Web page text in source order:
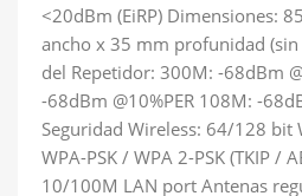
<20dBm (EiRP) Dimensiones:
ancho x 35 mm profunidad
del Repetidor: 300M: -68dBm
-68dBm @10%PER 108M: -
Seguridad Wireless: 64/128
WPA-PSK / WPA 2-PSK (TKIP /
10/100M LAN port Antenas